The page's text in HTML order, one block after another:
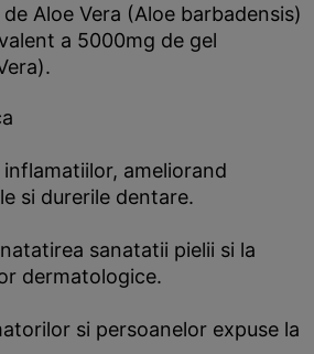
Aloe Vera (Aloe barbadensis)
a 5000mg de gel
ameliorand
si durerile dentare.
sanatatii pielii si la
dermatologice.
si persoanelor expuse la